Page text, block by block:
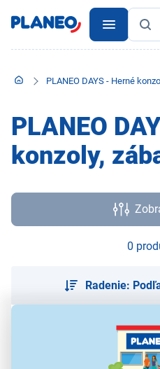
PLANEO DAYS - Herné
PLANEO
konzoly,
0
Radenie:
Použité obrázky sú iba